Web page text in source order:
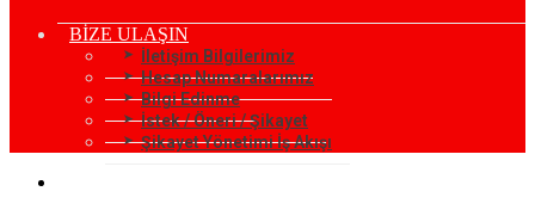
BİZE ULAŞIN
İletişim Bilgilerimiz
Hesap Numaralarımız
Bilgi Edinme
İstek / Öneri / Şikayet
Şikayet Yönetimi İş Akışı